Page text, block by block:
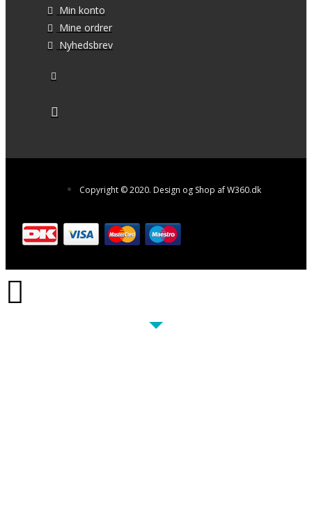
Min konto
Mine ordrer
Nyhedsbrev
Copyright © 2020. Design og Shop af W360.dk